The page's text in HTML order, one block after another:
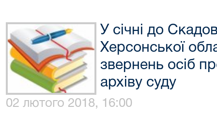
У січні до
Херсонської
звернень осіб
архіву суду
02 лютого 2018, 16:00